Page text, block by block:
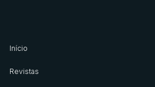
Início
Revistas